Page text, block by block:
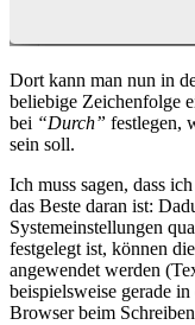
Dort kann man nun in
beliebige Zeichenfolge
bei “Durch” festlegen,
sein soll.
Ich muss sagen, dass
das Beste daran ist:
Systemeinstellungen
festgelegt ist, können
angewendet werden
beispielsweise gerade
Browser beim